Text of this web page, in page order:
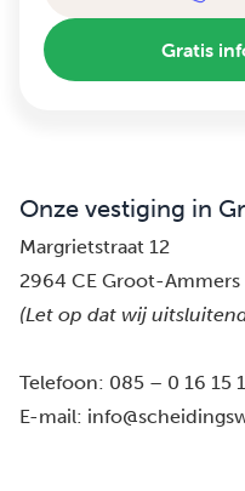
Gratis
Onze vestiging in
Margrietstraat 12
2964 CE Groot-Ammers
(Let op dat wij
Telefoon: 085 – 0 16 15
E-mail: